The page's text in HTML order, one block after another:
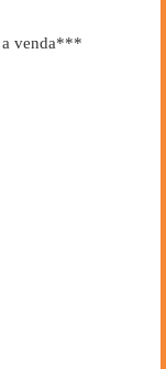
a venda***